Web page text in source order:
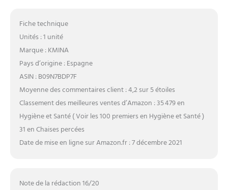
Fiche technique
Unités : 1 unité
Marque : KMINA
Pays d’origine : Espagne
ASIN : B09N7BDP7F
Moyenne des commentaires client : 4,2 sur 5 étoiles
Classement des meilleures ventes d’Amazon : 35 479 en
Hygiène et Santé ( Voir les 100 premiers en Hygiène et Santé )
31 en Chaises percées
Date de mise en ligne sur Amazon.fr : 7 décembre 2021
Note de la rédaction 16/20